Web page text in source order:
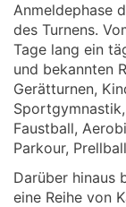
Anmeldephase
des Turnens.
Tage lang ein
und bekannten
Gerätturnen,
Faustball,
Parkour,
Darüber hinaus
eine Reihe von